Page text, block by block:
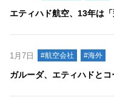
エティハド航空、13年は
1月7日 #航空会社 #海外
ガルーダ、エティハドと